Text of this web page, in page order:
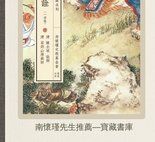
南懷瑾先生推薦—寶藏書庫